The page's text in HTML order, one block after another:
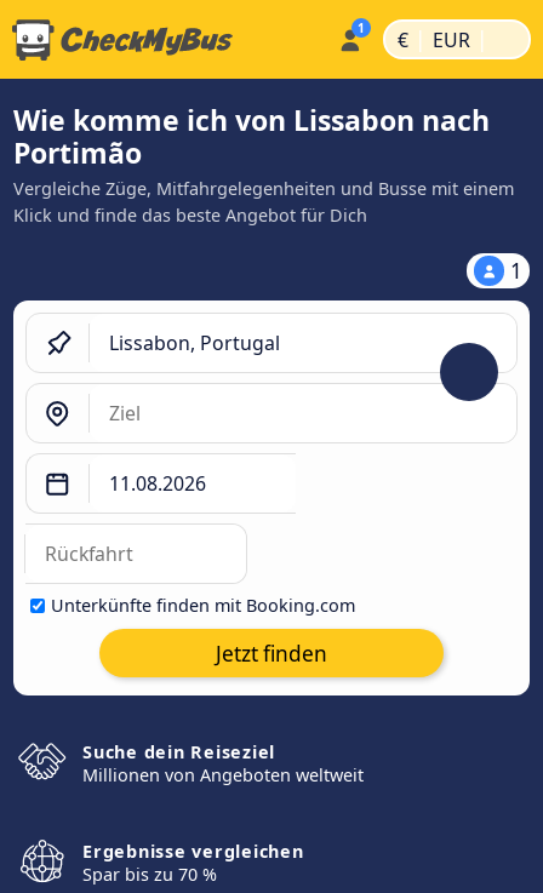
€ | EUR |
Wie komme ich von Lissabon nach
Portimão
Vergleiche Züge, Mitfahrgelegenheiten und Busse mit einem
Klick und finde das beste Angebot für Dich
1
Unterkünfte finden mit Booking.com
Jetzt finden
Suche dein Reiseziel
Millionen von Angeboten weltweit
Ergebnisse vergleichen
Spar bis zu 70 %